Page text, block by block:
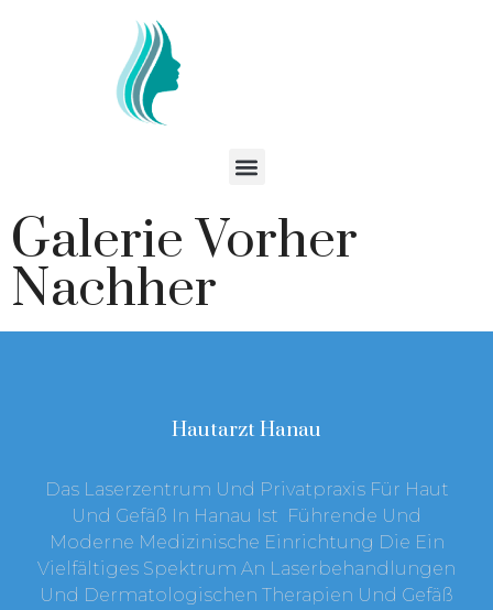
Galerie Vorher
Nachher
Hautarzt Hanau
Das Laserzentrum Und Privatpraxis Für Haut
Und Gefäß In Hanau Ist Führende Und
Moderne Medizinische Einrichtung Die Ein
Vielfältiges Spektrum An Laserbehandlungen
Und Dermatologischen Therapien Und Gefäß